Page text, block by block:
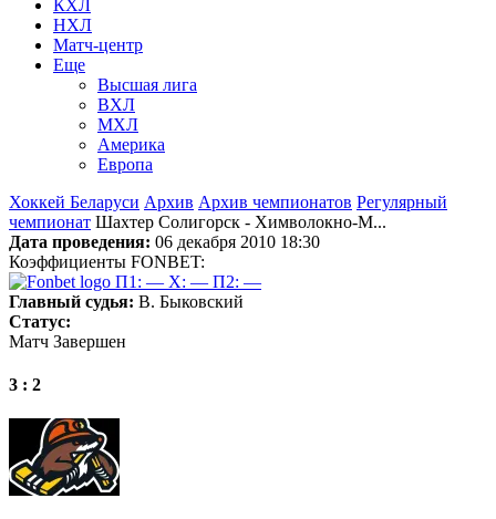
КХЛ
НХЛ
Матч-центр
Еще
Высшая лига
ВХЛ
МХЛ
Америка
Европа
Хоккей Беларуси Архив Архив чемпионатов Регулярный
чемпионат Шахтер Солигорск - Химволокно-М...
Дата проведения: 06 декабря 2010 18:30
Коэффициенты FONBET:
П1: — X: — П2: —
Главный судья: В. Быковский
Статус:
Матч Завершен
3 : 2